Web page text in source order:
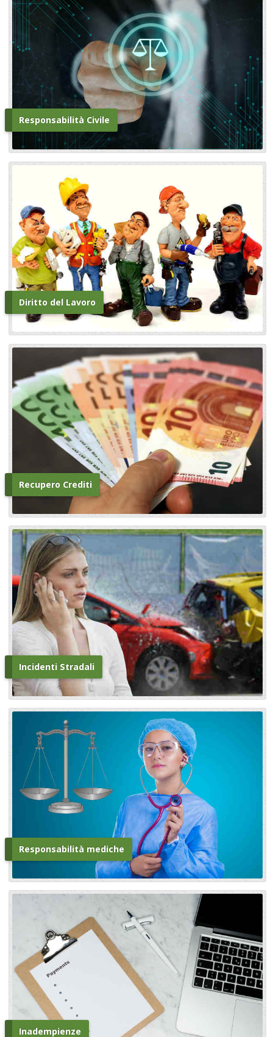
Responsabilità Civile
Diritto del Lavoro
Recupero Crediti
Incidenti Stradali
Responsabilità mediche
Inadempienze